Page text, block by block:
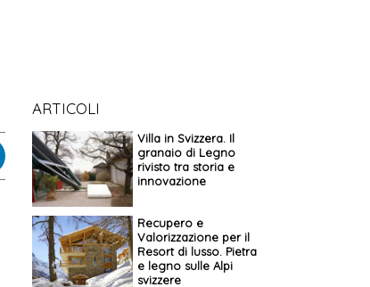
ARTICOLI
Villa in Svizzera. Il
granaio di Legno
rivisto tra storia e
innovazione
Recupero e
Valorizzazione per il
Resort di lusso. Pietra
e legno sulle Alpi
svizzere